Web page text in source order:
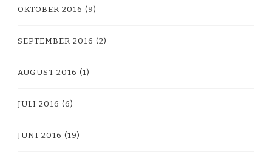
OKTOBER 2016 (9)
SEPTEMBER 2016 (2)
AUGUST 2016 (1)
JULI 2016 (6)
JUNI 2016 (19)